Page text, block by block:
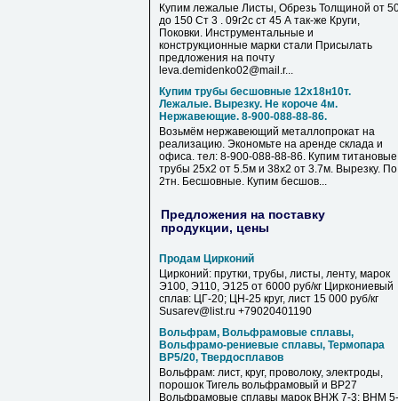
Купим лежалые Листы, Обрезь Толщиной от
до 150 Ст 3 . 09г2с ст 45 А так-же Круги,
Поковки. Инструментальные и
конструкционные марки стали Присылать
предложения на почту
leva.demidenko02@mail.r...
Купим трубы бесшовные 12х18н10т.
Лежалые. Вырезку. Не короче 4м.
Нержавеющие. 8-900-088-88-86.
Возьмём нержавеющий металлопрокат на
реализацию. Экономьте на аренде склада и
офиса. тел: 8-900-088-88-86. Купим титановые
трубы 25х2 от 5.5м и 38х2 от 3.7м. Вырезку. По
2тн. Бесшовные. Купим бесшов...
Предложения на поставку
продукции, цены
Продам Цирконий
Цирконий: прутки, трубы, листы, ленту, марок
Э100, Э110, Э125 от 6000 руб/кг Циркониевый
сплав: ЦГ-20; ЦН-25 круг, лист 15 000 руб/кг
Susarev@list.ru +79020401190
Вольфрам, Вольфрамовые сплавы,
Вольфрамо-рениевые сплавы, Термопара
ВР5/20, Твердосплавов
Вольфрам: лист, круг, проволоку, электроды,
порошок Тигель вольфрамовый и ВР27
Вольфрамовые сплавы марок ВНЖ 7-3; ВНМ 5-